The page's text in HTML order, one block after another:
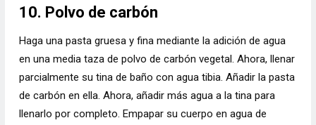
10. Polvo de carbón
Haga una pasta gruesa y fina mediante la adición de agua
en una media taza de polvo de carbón vegetal. Ahora, llenar
parcialmente su tina de baño con agua tibia. Añadir la pasta
de carbón en ella. Ahora, añadir más agua a la tina para
llenarlo por completo. Empapar su cuerpo en agua de